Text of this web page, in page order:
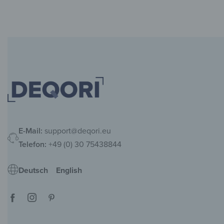
E-Mail: support@deqori.eu
Telefon: +49 (0) 30 75438844
Deutsch English